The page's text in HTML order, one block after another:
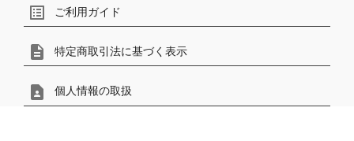
list_alt ご利用ガイド
description 特定商取引法に基づく表示
contact_page 個人情報の取扱